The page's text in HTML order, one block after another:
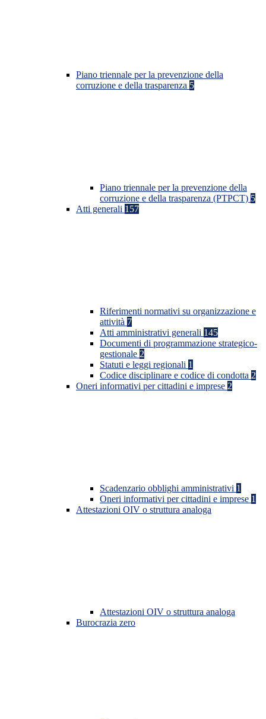
Piano triennale per la prevenzione della
corruzione e della trasparenza 5
Piano triennale per la prevenzione della
corruzione e della trasparenza (PTPCT) 5
Atti generali 157
Riferimenti normativi su organizzazione e
attività 7
Atti amministrativi generali 145
Documenti di programmazione strategico-
gestionale 2
Statuti e leggi regionali 1
Codice disciplinare e codice di condotta 2
Oneri informativi per cittadini e imprese 2
Scadenzario obblighi amministrativi 1
Oneri informativi per cittadini e imprese 1
Attestazioni OIV o struttura analoga
Attestazioni OIV o struttura analoga
Burocrazia zero